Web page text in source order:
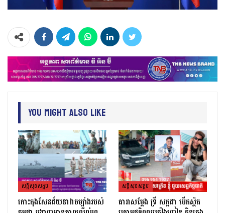
You Might Also Like
សន្តិសុខសង្គម
កោះកុងសែនជ័យនាវាចម្បាំងរបស់
សន្តិសុខសង្គម
តារាសម្ដែង ទ្រី សក្កដា បើកស្ថិត